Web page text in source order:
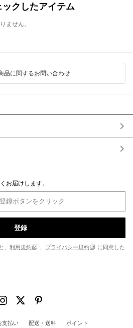
クしたアイテム
ません。
品に関するお問い合わせ
お届けします。
登録
利用規約 、 プライバシー規約
に同意した
支払い 配送・送料 ポイント